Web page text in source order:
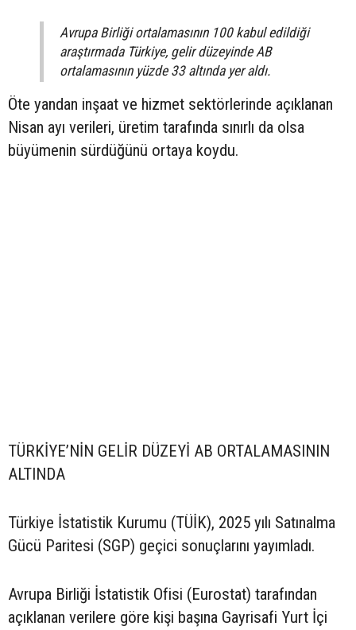
Avrupa Birliği ortalamasının 100 kabul edildiği
araştırmada Türkiye, gelir düzeyinde AB
ortalamasının yüzde 33 altında yer aldı.
Öte yandan inşaat ve hizmet sektörlerinde açıklanan
Nisan ayı verileri, üretim tarafında sınırlı da olsa
büyümenin sürdüğünü ortaya koydu.
TÜRKİYE’NİN GELİR DÜZEYİ AB ORTALAMASININ
ALTINDA
Türkiye İstatistik Kurumu (TÜİK), 2025 yılı Satınalma
Gücü Paritesi (SGP) geçici sonuçlarını yayımladı.
Avrupa Birliği İstatistik Ofisi (Eurostat) tarafından
açıklanan verilere göre kişi başına Gayrisafi Yurt İçi